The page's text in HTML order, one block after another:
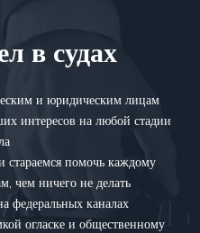
в судах
и юридическим лицам
интересов на любой стадии
помочь каждому
чем ничего не делать
федеральных каналах
огласке и общественному